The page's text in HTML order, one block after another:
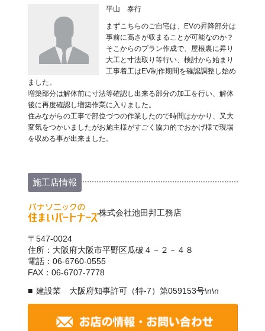
平山 泰行
まずこちらのご自宅は、EVの昇降部分は
事前に高さが収まることが可能なのか？
そこからのプラン作成で、屋根裏に昇り
大工と寸法取り等行い、検討から始まり
工事着工はEV制作期間を確認調整し始め
ました。
増築部分は解体前に寸法等確認し出来る部分の加工を行い、解体
後に再度確認し増築作業に入りました。
住みながらの工事で部位づつの作業したので時間はかかり、又大
変気をつかいましたがお施主様がすごく協力的でおかげ様で現場
を収める事が出来ました。
施工店情報
株式会社池田邦工務店
〒547-0024
住所：大阪府大阪市平野区瓜破４－２－４８
電話：06-6760-0555
FAX：06-6707-7778
建設業 大阪府知事許可（特-7）第059153号\n\n